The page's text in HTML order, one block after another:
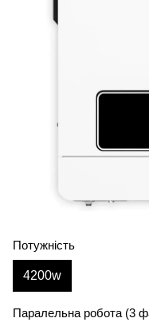
Потужність
4200w
Паралельна робота (3